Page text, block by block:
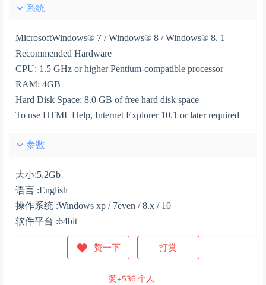
系统
MicrosoftWindows® 7 / Windows® 8 / Windows® 8. 1
Recommended Hardware
CPU: 1.5 GHz or higher Pentium-compatible processor
RAM: 4GB
Hard Disk Space: 8.0 GB of free hard disk space
To use HTML Help, Internet Explorer 10.1 or later required
参数
大小:5.2Gb
语言 :English
操作系统 :Windows xp / 7even / 8.x / 10
软件平台 :64bit
赞一下 打赏
赞+536个人